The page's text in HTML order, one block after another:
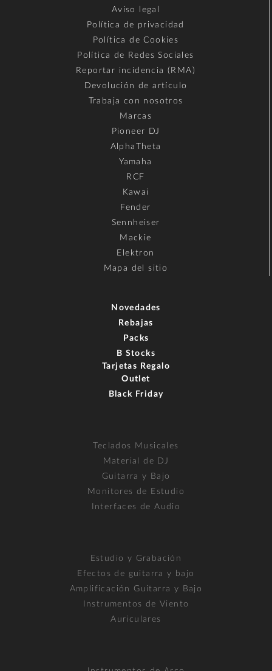
Aviso legal
Política de privacidad
Política de Cookies
Política de Redes Sociales
Reportar incidencia (RMA)
Devolución de artículo
Trabaja con nosotros
Marcas
Pioneer DJ
AlphaTheta
Yamaha
RCF
Kawai
Fender
Sennheiser
Mackie
Elektron
Mapa del sitio
Novedades
Rebajas
Packs
B Stocks
Tarjetas Regalo
Outlet
Black Friday
Teclados Musicales
Material de DJ
Guitarra y Bajo
Monitores de Estudio
Interfaces de Audio
Estudio y Grabación
Efectos de guitarra y bajo
Amplificación Guitarra y Bajo
Instrumentos de Viento
Auriculares